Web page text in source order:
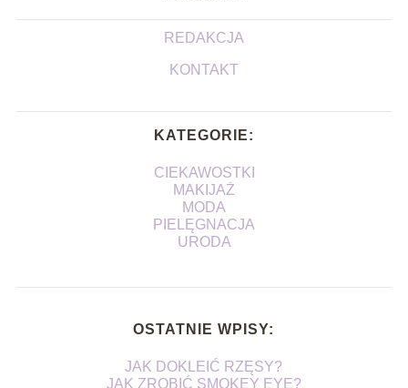
REDAKCJA
KONTAKT
KATEGORIE:
CIEKAWOSTKI
MAKIJAŻ
MODA
PIELĘGNACJA
URODA
OSTATNIE WPISY:
JAK DOKLEIĆ RZĘSY?
JAK ZROBIĆ SMOKEY EYE?